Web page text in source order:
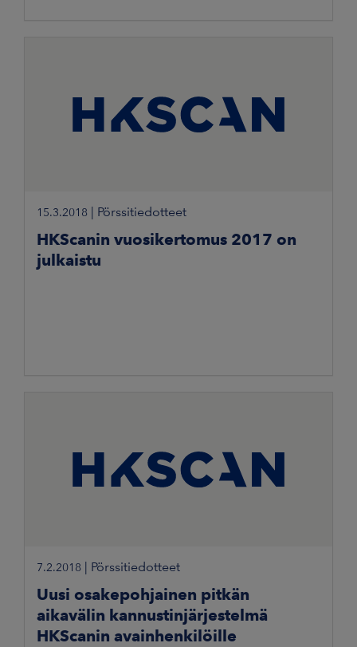
15.3.2018 Pörssitiedotteet
HKScanin vuosikertomus 2017 on
julkaistu
7.2.2018 Pörssitiedotteet
Uusi osakepohjainen pitkän
aikavälin kannustinjärjestelmä
HKScanin avainhenkilöille